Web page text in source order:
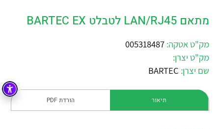
איכות | שרות | זמינות
והפצה של מוצרי
מיתוג, בקרה , ואינסטלציה חשמלית ופעילה ב7 תחומים:
חשמל מיתוג ואינסטלציה חשמלית
בקרה
זיווד
לכל מוצרי היצרן לכל מוצרי היצרן
לכל מוצרי היצרן לכל מוצרי היצרן
מתאם LAN/RJ45 לטבלט BARTEC EX
מק"ט אטקה: 005318487
מק"ט יצרן:
שם יצרן: BARTEC
תיאור הורדת PDF